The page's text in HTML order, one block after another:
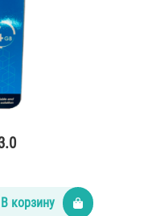
В корзину